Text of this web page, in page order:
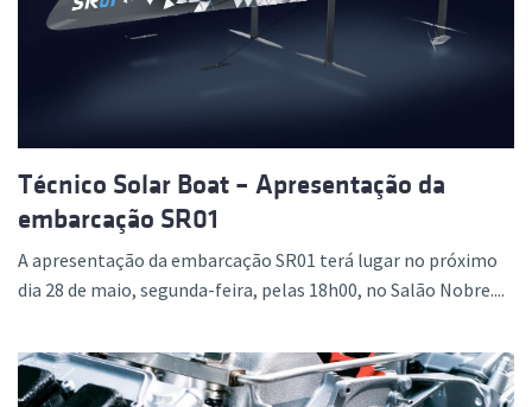
Técnico Solar Boat – Apresentação da
embarcação SR01
A apresentação da embarcação SR01 terá lugar no próximo
dia 28 de maio, segunda-feira, pelas 18h00, no Salão Nobre....